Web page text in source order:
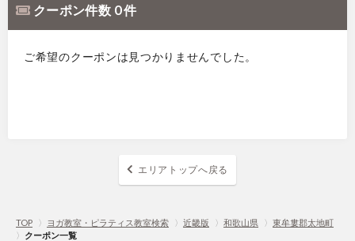
クーポン件数 0 件
ご希望のクーポンは見つかりませんでした。
エリアトップへ戻る
TOP 〉 ヨガ教室・ピラティス教室検索 〉 近畿版 〉 和歌山県 〉 東牟婁郡太地町
〉 クーポン一覧